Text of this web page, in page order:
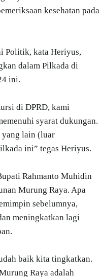
kesehatan pada
Politik, kata Heriyus,
dalam Pilkada di
ini.
di DPRD, kami
syarat dukungan.
lain (luar
ini” tegas Heriyus.
Rahmanto Muhidin
Murung Raya. Apa
sebelumnya,
meningkatkan lagi
baik kita tingkatkan.
Raya adalah